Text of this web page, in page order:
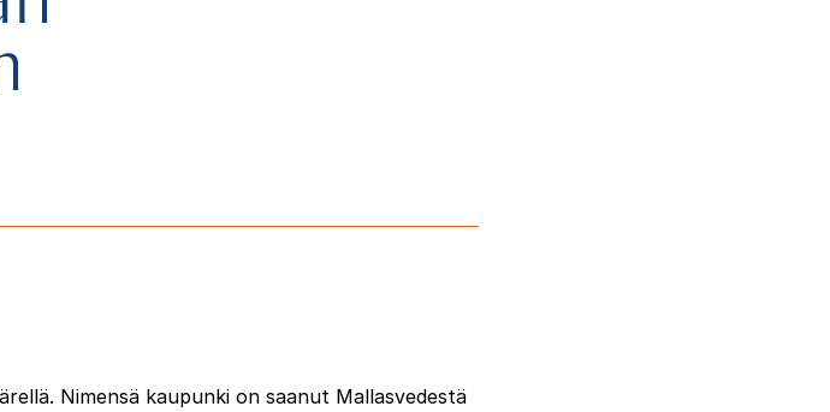
Nimensä kaupunki on saanut Mallasvedestä